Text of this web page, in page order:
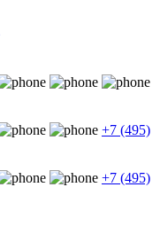
+7 (495)
+7 (495)